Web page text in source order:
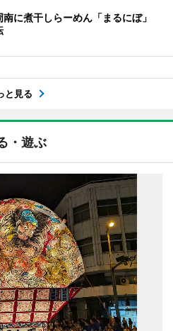
南に煮干しらーめん「まるにぼ」
と見る
・遊ぶ